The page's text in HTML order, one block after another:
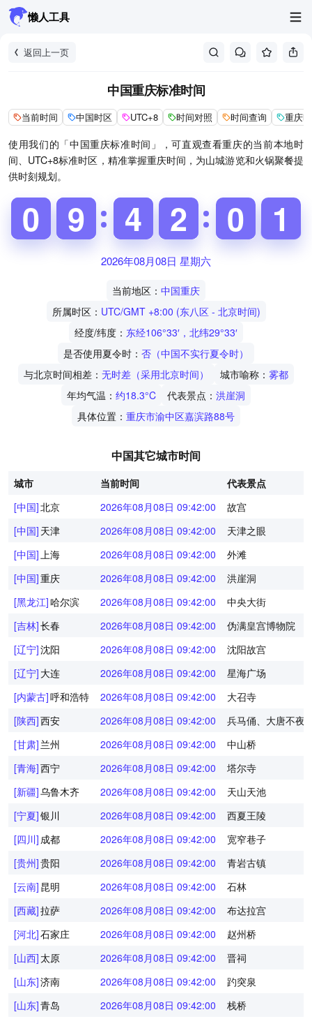
懒人工具
返回上一页
中国重庆标准时间
当前时间 中国时区 UTC+8 时间对照 时间查询 重庆
使用我们的「中国重庆标准时间」，可直观查看重庆的当前本地时
间、UTC+8标准时区，精准掌握重庆时间，为山城游览和火锅聚餐提
供时刻规划。
9
9
0
0 8
8
9
9 3
3
4
4 1
2
2 5
0
0 1
1
2
2026年08月08日 星期六
当前地区： 中国重庆
所属时区： UTC/GMT +8:00 (东八区 - 北京时间)
经度/纬度： 东经106°33′，北纬29°33′
是否使用夏令时： 否（中国不实行夏令时）
与北京时间相差： 无时差（采用北京时间） 城市喻称： 雾都
年均气温： 约18.3°C 代表景点： 洪崖洞
具体位置： 重庆市渝中区嘉滨路88号
中国其它城市时间
城市 当前时间
代表景点
[中国]北京 2026年08月08日 09:42:01
故宫
[中国] 天津 2026年08月08日 09:42:01
天津之眼
[中国]上海 2026年08月08日 09:42:01
外滩
[中国]重庆 2026年08月08日 09:42:01
洪崖洞
[黑龙江]哈尔滨 2026年08月08日 09:42:01
中央大街
[吉林]长春 2026年08月08日 09:42:01
伪满皇宫博物院
[辽宁]沈阳 2026年08月08日 09:42:01
沈阳故宫
[辽宁] 大连 2026年08月08日 09:42:01
星海广场
[内蒙古]呼和浩特 2026年08月08日 09:42:01
大召寺
[陕西]西安 2026年08月08日 09:42:01
兵马俑、大唐不夜
[甘肃] 兰州 2026年08月08日 09:42:01
中山桥
[青海]西宁 2026年08月08日 09:42:01
塔尔寺
[新疆]乌鲁木齐 2026年08月08日 09:42:01
天山天池
[宁夏]银川 2026年08月08日 09:42:01
西夏王陵
[四川] 成都 2026年08月08日 09:42:01
宽窄巷子
[贵州]贵阳 2026年08月08日 09:42:01
青岩古镇
[云南] 昆明 2026年08月08日 09:42:01
石林
[西藏]拉萨 2026年08月08日 09:42:01
布达拉宫
[河北]石家庄 2026年08月08日 09:42:01
赵州桥
[山西] 太原 2026年08月08日 09:42:01
晋祠
[山东]济南 2026年08月08日 09:42:01
趵突泉
[山东]青岛 2026年08月08日 09:42:01
栈桥